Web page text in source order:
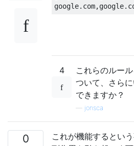
4
これらのルー
ついて、さら
できますか？
jonsca
0
これが機能するとい